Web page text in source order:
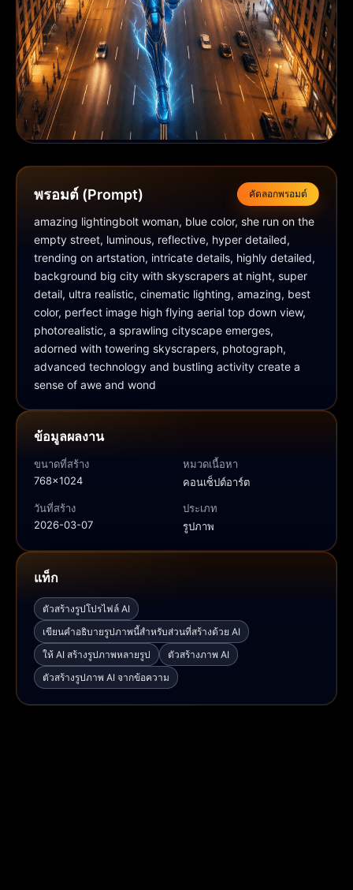
พรอมต์ (Prompt) คัดลอกพรอมต์
amazing lightingbolt woman, blue color, she run on the
empty street, luminous, reflective, hyper detailed,
trending on artstation, intricate details, highly detailed,
background big city with skyscrapers at night, super
detail, ultra realistic, cinematic lighting, amazing, best
color, perfect image high flying aerial top down view,
photorealistic, a sprawling cityscape emerges,
adorned with towering skyscrapers, photograph,
advanced technology and bustling activity create a
sense of awe and wond
ข้อมูลผลงาน
ขนาดที่สร้าง
768x1024
หมวดเนื้อหา
คอนเซ็ปต์อาร์ต
วันที่สร้าง
2026-03-07
ประเภท
รูปภาพ
แท็ก
ตัวสร้างรูปโปรไฟล์ AI
เขียนคำอธิบายรูปภาพนี้สำหรับส่วนที่สร้างด้วย AI
ให้ AI สร้างรูปภาพหลายรูป
ตัวสร้างภาพ AI
ตัวสร้างรูปภาพ AI จากข้อความ